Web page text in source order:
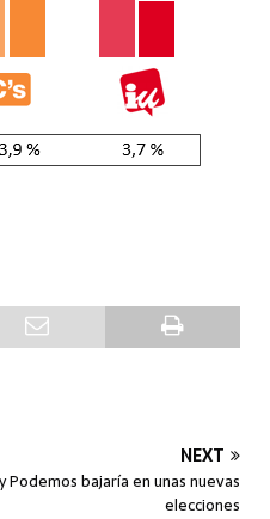
NEXT
Podemos bajaría en unas nuevas
elecciones